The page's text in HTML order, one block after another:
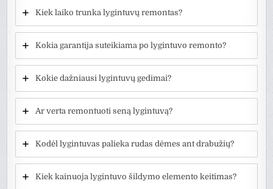
Kiek laiko trunka lygintuvų remontas?
Kokia garantija suteikiama po lygintuvo remonto?
Kokie dažniausi lygintuvų gedimai?
Ar verta remontuoti seną lygintuvą?
Kodėl lygintuvas palieka rudas dėmes ant drabužių?
Kiek kainuoja lygintuvo šildymo elemento keitimas?